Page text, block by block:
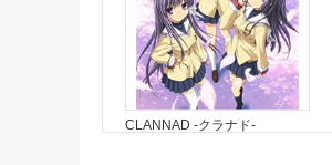
CLANNAD -クラナド-